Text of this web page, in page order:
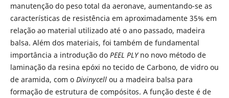
manutenção do peso total da aeronave, aumentando-se as
características de resistência em aproximadamente 35% em
relação ao material utilizado até o ano passado, madeira
balsa. Além dos materiais, foi também de fundamental
importância a introdução do PEEL PLYno novo método de
laminação da resina epóxi no tecido de Carbono, de vidro ou
de aramida, com o Divinycellou a madeira balsa para
formação de estrutura de compósitos. A função deste é de